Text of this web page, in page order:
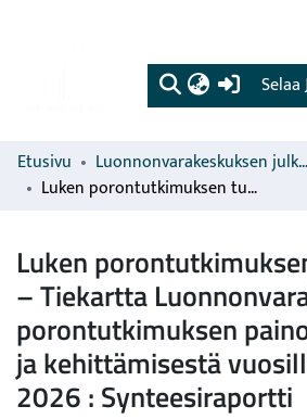
(current)
Selaa
Etusivu Luonnonvarakeskuksen julkaisut
Luken porontutkimuksen tulevaisuus – Tiekartta Luonnonvarakeskuksen porontutkimuksen painopistealueista ja kehittämisestä vuosille 2022–2026 : Synteesiraportti
Luken
– Tiekartta
porontutkimuksen
ja kehittämisestä
2026 : Synteesiraportti